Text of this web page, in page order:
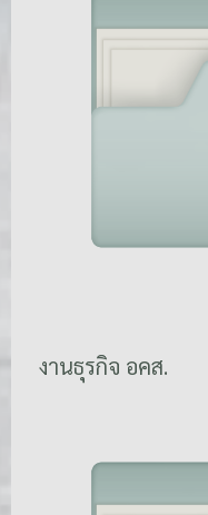
งานธุรกิจ อคส.